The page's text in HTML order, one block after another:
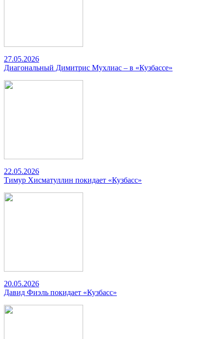
27.05.2026
Диагональный Димитрис Мухлиас – в «Кузбассе»
22.05.2026
Тимур Хисматуллин покидает «Кузбасс»
20.05.2026
Давид Фиэль покидает «Кузбасс»